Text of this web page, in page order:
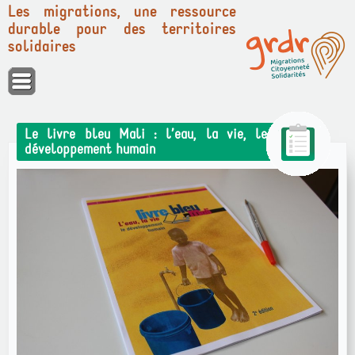
Panneau de gestion des cookies
Les migrations, une ressource
durable pour des territoires
solidaires
Le livre bleu Mali : l’eau, la vie, le
développement humain